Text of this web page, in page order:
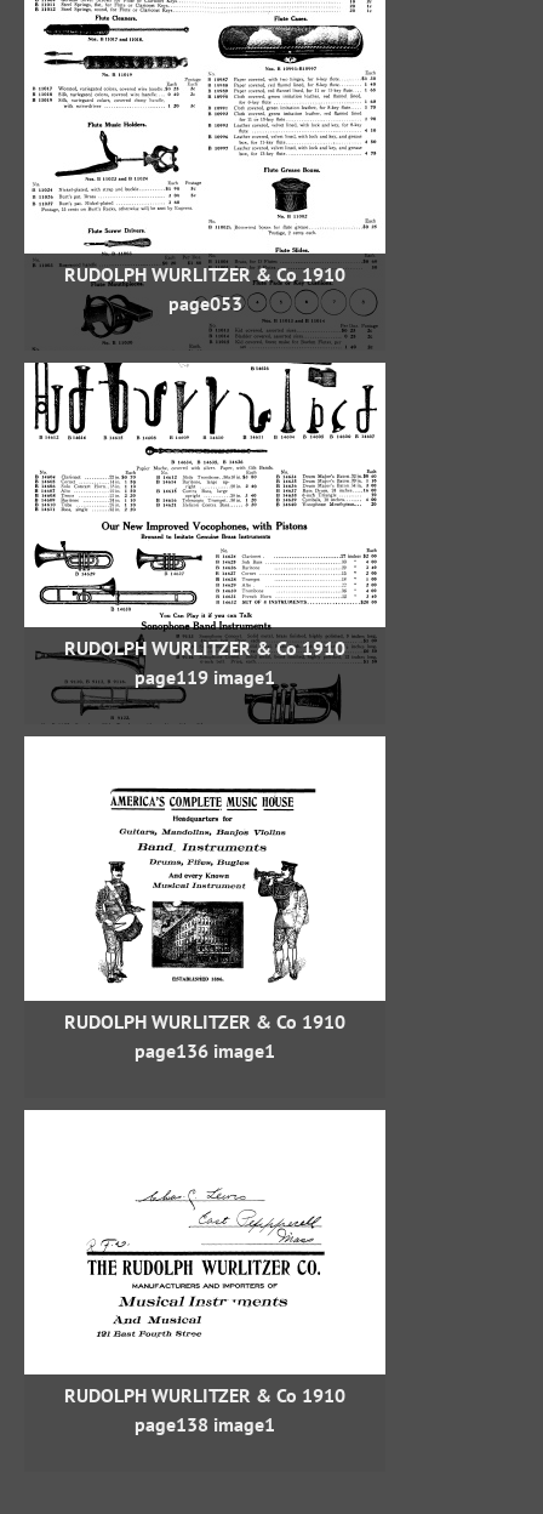
RUDOLPH WURLITZER & Co 1910
page053
RUDOLPH WURLITZER & Co 1910
page119 image1
RUDOLPH WURLITZER & Co 1910
page136 image1
RUDOLPH WURLITZER & Co 1910
page138 image1